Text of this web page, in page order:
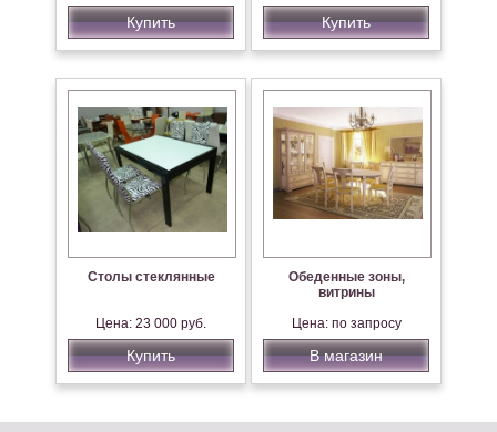
Купить Купить
Столы стеклянные
Цена: 23 000 руб.
Купить
Обеденные зоны,
витрины
Цена: по запросу
В магазин